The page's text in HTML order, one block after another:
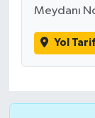
Meydanı
Yol
Ekonomi